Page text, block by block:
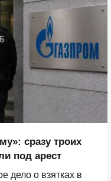
сразу троих
под арест
дело о взятках в